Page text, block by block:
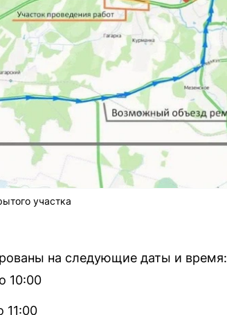
участка
на следующие даты и время:
10:00
11:00